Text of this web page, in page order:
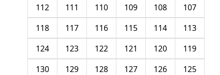
107
108
109
110
111
112
113
114
115
116
117
118
119
120
121
122
123
124
125
126
127
128
129
130